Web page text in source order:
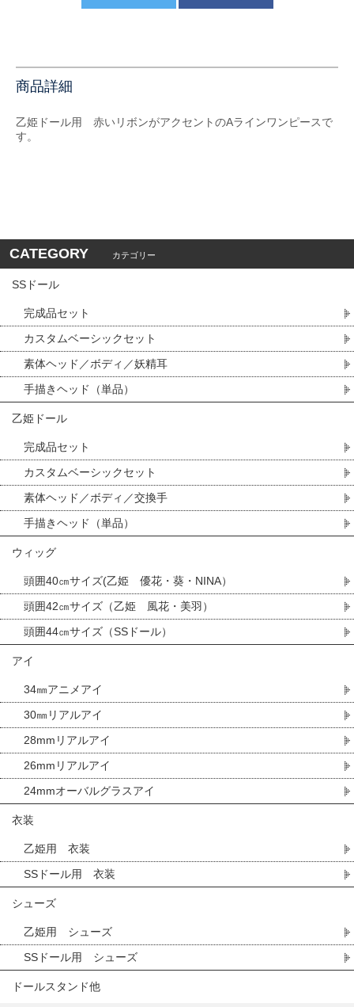
商品詳細
乙姫ドール用 赤いリボンがアクセントのAラインワンピースで
す。
CATEGORY カテゴリー
SSドール
完成品セット
カスタムベーシックセット
素体ヘッド／ボディ／妖精耳
手描きヘッド（単品）
乙姫ドール
完成品セット
カスタムベーシックセット
素体ヘッド／ボディ／交換手
手描きヘッド（単品）
ウィッグ
頭囲40㎝サイズ(乙姫 優花・葵・NINA）
頭囲42㎝サイズ（乙姫 風花・美羽）
頭囲44㎝サイズ（SSドール）
アイ
34㎜アニメアイ
30㎜リアルアイ
28mmリアルアイ
26mmリアルアイ
24mmオーバルグラスアイ
衣装
乙姫用 衣装
SSドール用 衣装
シューズ
乙姫用 シューズ
SSドール用 シューズ
ドールスタンド他